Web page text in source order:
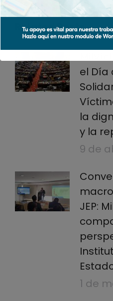
Related Posts
el Día
la
y la
9 de
JEP:
1 de